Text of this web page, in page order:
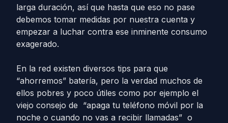
larga duración, así que hasta que eso no pase
debemos tomar medidas por nuestra cuenta y
empezar a luchar contra ese inminente consumo
exagerado.
En la red existen diversos tips para que
“ahorremos” batería, pero la verdad muchos de
ellos pobres y poco útiles como por ejemplo el
viejo consejo de “apaga tu teléfono móvil por la
noche o cuando no vas a recibir llamadas” o